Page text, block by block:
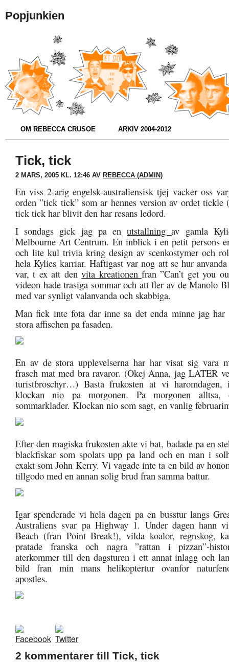
Popjunkien
OM REBECCA CRUSOE ARKIV 2004-2012
Tick, tick
2 MARS, 2005 KL. 12:46 AV REBECCA (ADMIN)
En viss 2-arig engelsk-australiensisk tjej vacker oss
orden ”tick tick” som ar hennes version av ordet tickle
tick tick har blivit den har resans ledord.
I sondags gick jag pa enutstallningav gamla
Melbourne Art Centrum. En inblick i en petit persons
och lite kul trivia kring design av scenkostymer och
hela Kylies karriar. Haftigast var nog att se hur
var, t ex att denvita kreationenfran ”Can’t get you
videon hade trasiga sommar och att fler av de Manolo
med var synligt valanvanda och skabbiga.
Man fick inte fota dar inne sa det enda minne jag
stora affischen pa fasaden.
En av de stora upplevelserna har har visat sig vara
frasch mat med bra ravaror. (Okej Anna, jag LATER
turistbroschyr…) Basta frukosten at vi haromdagen,
klockan nio pa morgonen. Pa morgonen alltsa,
sommarklader. Klockan nio som sagt, en vanlig
Efter den magiska frukosten akte vi bat, badade pa en
blackfiskar som spolats upp pa land och en man i
exakt som John Kerry. Vi vagade inte ta en bild av
tillgodo med en annan solig brud fran samma battur.
Igar spenderade vi hela dagen pa en busstur langs
Australiens svar pa Highway 1. Under dagen hann
Beach (fran Point Break!), vilda koalor, regnskog,
pratade franska och nagra ”rattan i pizzan”-
aterkommer till den dagsturen i ett annat inlagg och
bild fran min mans helikoptertur ovanfor
apostles.
2 kommentarer till Tick, tick